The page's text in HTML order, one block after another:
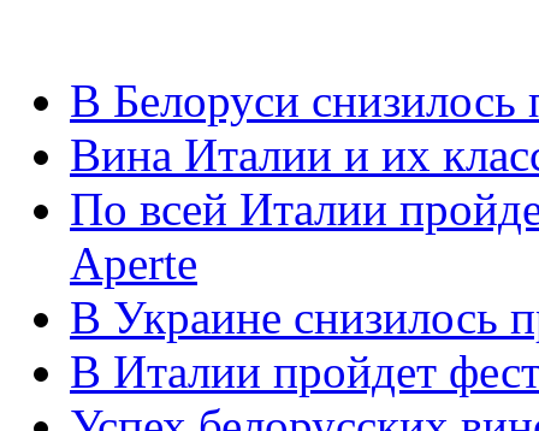
В Белоруси снизилось
Вина Италии и их
По всей Италии
Aperte
В Украине снизилось
В Италии пройдет